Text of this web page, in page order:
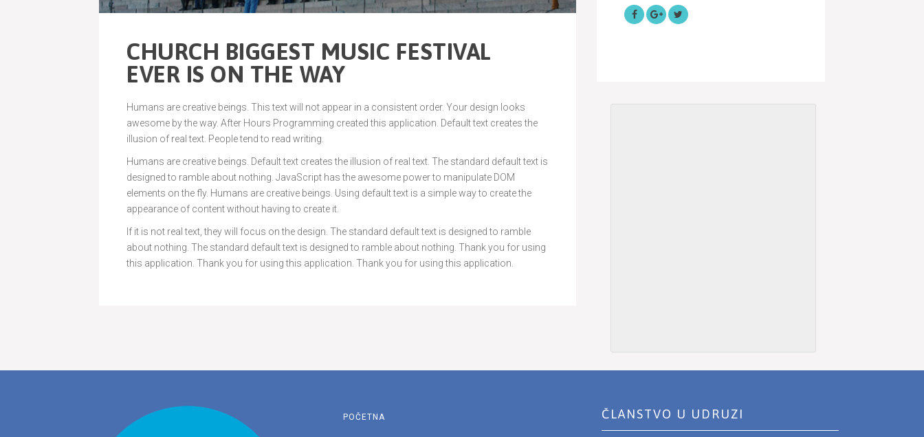
CHURCH BIGGEST MUSIC FESTIVAL
EVER IS ON THE WAY
Humans are creative beings. This text will not appear in a consistent order. Your design looks
awesome by the way. After Hours Programming created this application. Default text creates the
illusion of real text. People tend to read writing.
Humans are creative beings. Default text creates the illusion of real text. The standard default text is
designed to ramble about nothing. JavaScript has the awesome power to manipulate DOM
elements on the fly. Humans are creative beings. Using default text is a simple way to create the
appearance of content without having to create it.
If it is not real text, they will focus on the design. The standard default text is designed to ramble
about nothing. The standard default text is designed to ramble about nothing. Thank you for using
this application. Thank you for using this application. Thank you for using this application.
POČETNA ČLANSTVO U UDRUZI